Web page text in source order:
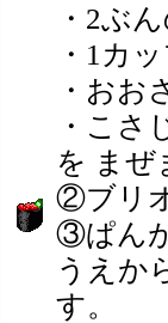
・2ぶ
・1カ
・おお
・こさ
を まぜ
②ブリ
③ぱん
うえか
す。